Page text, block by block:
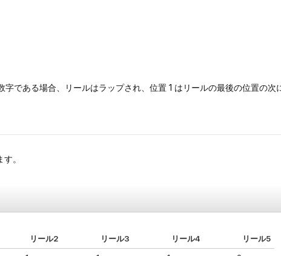
である場合、リールはラップされ、位置 1 はリールの最後の位置の次
。
リール2 リール3 リール4 リール5